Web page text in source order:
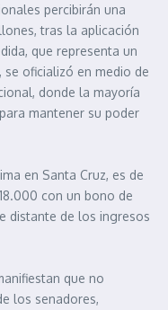
percibirán una
tras la aplicación
que representa un
se oficializó en medio de
donde la mayoría
mantener su poder
en Santa Cruz, es de
con un bono de
distante de los ingresos
que no
los senadores,